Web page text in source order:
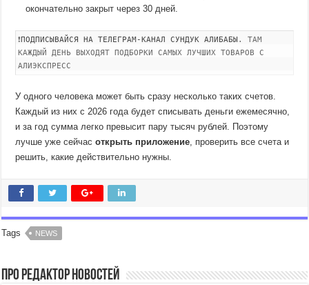
окончательно закрыт через 30 дней.
❗ПОДПИСЫВАЙСЯ НА ТЕЛЕГРАМ-КАНАЛ СУНДУК АЛИБАБЫ . ТАМ
КАЖДЫЙ ДЕНЬ ВЫХОДЯТ ПОДБОРКИ САМЫХ ЛУЧШИХ ТОВАРОВ С
АЛИЭКСПРЕСС
У одного человека может быть сразу несколько таких счетов.
Каждый из них с 2026 года будет списывать деньги ежемесячно,
и за год сумма легко превысит пару тысяч рублей. Поэтому
лучше уже сейчасоткрыть приложение, проверить все счета и
решить, какие действительно нужны.
Tags NEWS
Про Редактор Новостей